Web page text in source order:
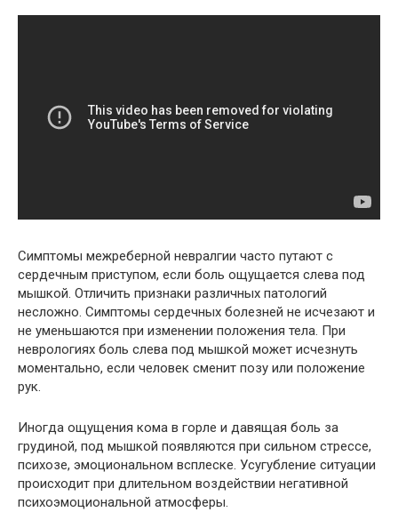
Симптомы межреберной невралгии часто путают с
сердечным приступом, если боль ощущается слева под
мышкой. Отличить признаки различных патологий
несложно. Симптомы сердечных болезней не исчезают и
не уменьшаются при изменении положения тела. При
неврологиях боль слева под мышкой может исчезнуть
моментально, если человек сменит позу или положение
рук.
Иногда ощущения кома в горле и давящая боль за
грудиной, под мышкой появляются при сильном стрессе,
психозе, эмоциональном всплеске. Усугубление ситуации
происходит при длительном воздействии негативной
психоэмоциональной атмосферы.